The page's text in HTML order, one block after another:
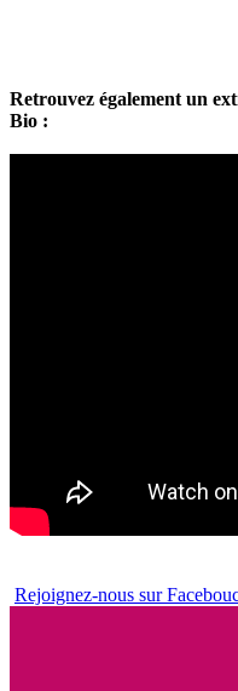
Retrouvez également un
Bio :
Rejoignez-nous sur